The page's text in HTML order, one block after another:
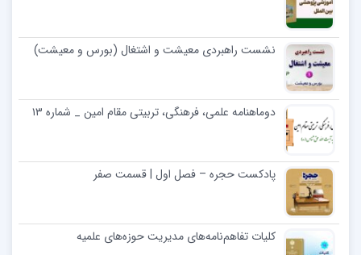
نشست راهبردی معیشت و اشتغال (بورس و معیشت)
دوماهنامه علمی، فرهنگی، تربیتی مقام امین _ شماره ۱۳
پادکست حجره – فصل اول | قسمت صفر
کلیات تفاهم‌نامه‌های مدیریت حوزه‌های علمیه